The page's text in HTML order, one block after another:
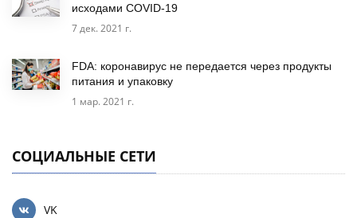
исходами COVID-19
7 дек. 2021 г.
FDA: коронавирус не передается через продукты
питания и упаковку
1 мар. 2021 г.
СОЦИАЛЬНЫЕ СЕТИ
VK